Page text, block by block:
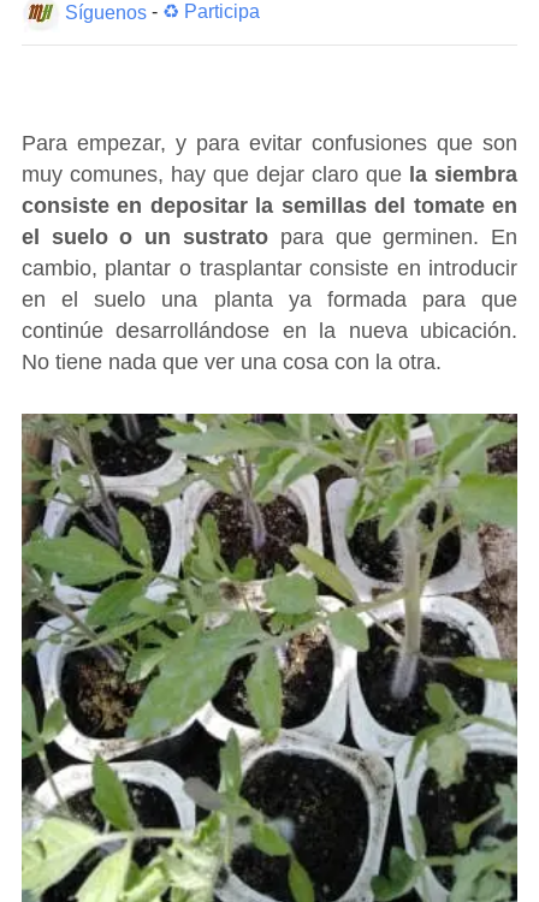
Síguenos- ♻ Participa
Para empezar, y para evitar confusiones que son
muy comunes, hay que dejar claro que la siembra
consiste en depositar la semillas del tomate en
el suelo o un sustrato para que germinen. En
cambio, plantar o trasplantar consiste en introducir
en el suelo una planta ya formada para que
continúe desarrollándose en la nueva ubicación.
No tiene nada que ver una cosa con la otra.